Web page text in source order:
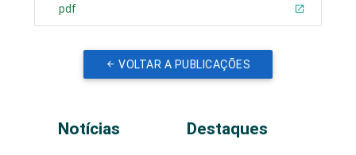
pdf
VOLTAR A PUBLICAÇÕES
Notícias Destaques